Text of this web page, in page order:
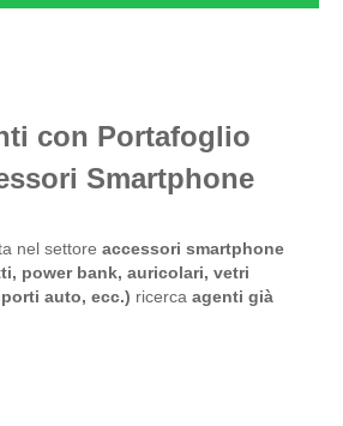
con Portafoglio
Smartphone
nel settore accessori smartphone
power bank, auricolari, vetri
auto, ecc.) ricerca agenti già